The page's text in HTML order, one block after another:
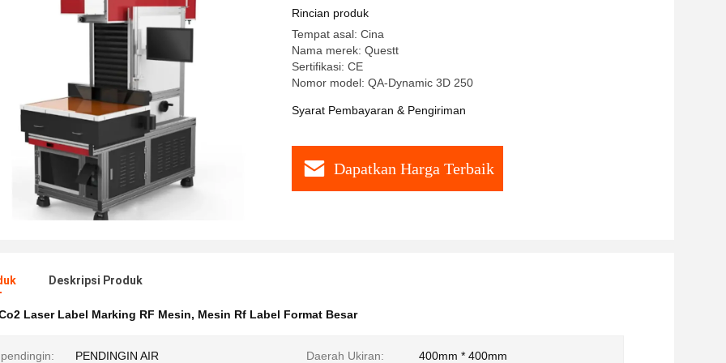
Rincian produk
Tempat asal: Cina
Nama merek: Questt
Sertifikasi: CE
Nomor model: QA-Dynamic 3D 250
Syarat Pembayaran & Pengiriman
Dapatkan Harga Terbaik
Deskripsi Produk
Laser Label Marking RF Mesin, Mesin Rf Label Format Besar
PENDINGIN AIR Daerah Ukiran: 400mm * 400mm